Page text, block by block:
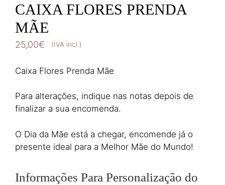
CAIXA FLORES PRENDA
MÃE
25,00€ (IVA incl.)
Caixa Flores Prenda Mãe
Para alterações, indique nas notas depois de
finalizar a sua encomenda.
O Dia da Mãe está a chegar, encomende já o
presente ideal para a Melhor Mãe do Mundo!
Informações Para Personalização do